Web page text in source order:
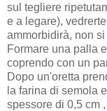
sul tegliere
e a legare),
ammorbidirà, non
Formare una palla
coprendo con un
Dopo un'oretta
la farina di semola
spessore di 0,5 cm